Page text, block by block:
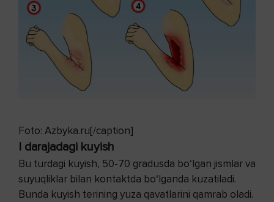
Foto: Azbyka.ru[/caption]
I darajadagi kuyish
Bu turdagi kuyish, 50-70 gradusda bo‘lgan jismlar va
suyuqliklar bilan kontaktda bo‘lganda kuzatiladi.
Bunda kuyish terining yuza qavatlarini qamrab oladi.